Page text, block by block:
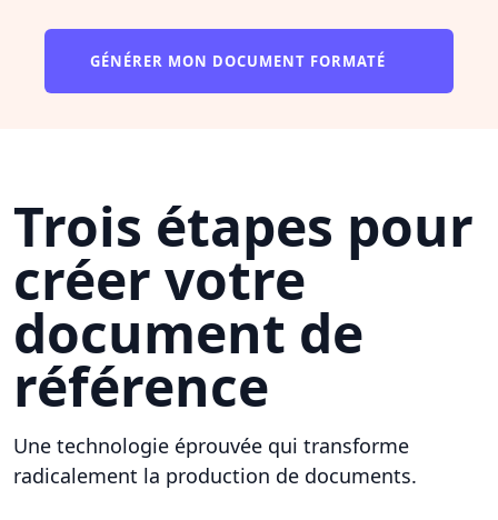
GÉNÉRER MON DOCUMENT FORMATÉ
Trois étapes pour
créer votre
document de
référence
Une technologie éprouvée qui transforme
radicalement la production de documents.